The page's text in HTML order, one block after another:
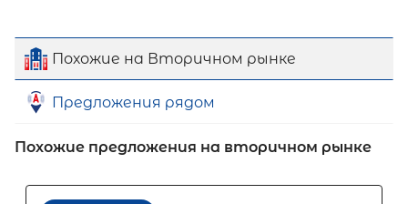
Похожие на Вторичном рынке
Предложения рядом
Похожие предложения на вторичном рынке